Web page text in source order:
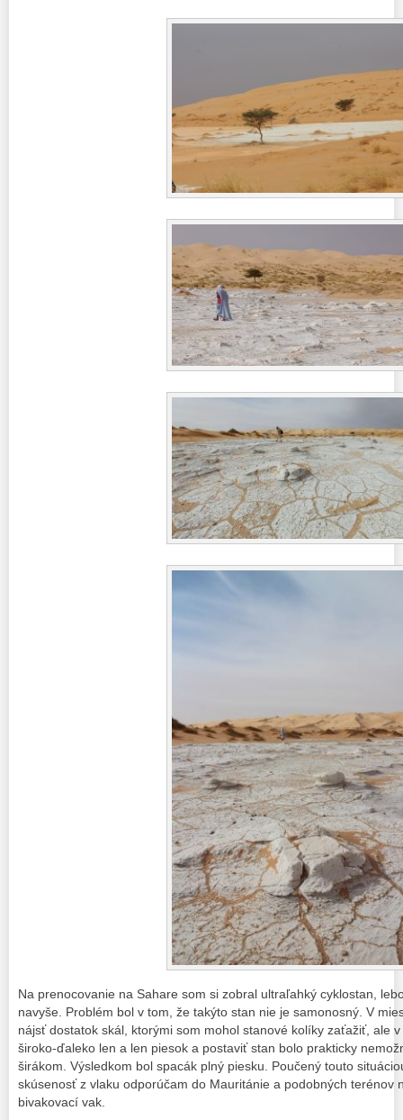
Na prenocovanie na Sahare som si zobral ultraľahký cyklostan,
navyše. Problém bol v tom, že takýto stan nie je samonosný. V
nájsť dostatok skál, ktorými som mohol stanové kolíky zaťažiť, ale
široko-ďaleko len a len piesok a postaviť stan bolo prakticky
širákom. Výsledkom bol spacák plný piesku. Poučený touto
skúsenosť z vlaku odporúčam do Mauritánie a podobných terénov
bivakovací vak.